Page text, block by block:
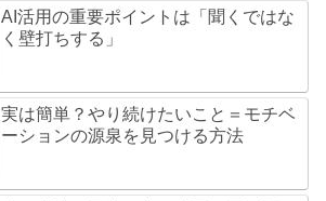
AI活用の重要ポイントは「聞くではな
く壁打ちする」
実は簡単？やり続けたいこと＝モチベ
ーションの源泉を見つける方法